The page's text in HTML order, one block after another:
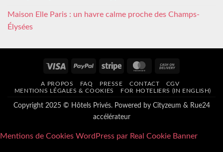
Maison Elle Paris : un havre calme proche des Champs-
Élysées
Visa PayPal Stripe MasterCard
Delivery
A PROPOS FAQ PRESSE CONTACT
CGV
MENTIONS LÉGALES & COOKIES
FOR HOTELIERS (IN ENGLISH)
Copyright 2025 © Hôtels Privés. Powered by Cityzeum & Rue24
accélérateur
Mentions de Cookies WordPress par Real Cookie Banner